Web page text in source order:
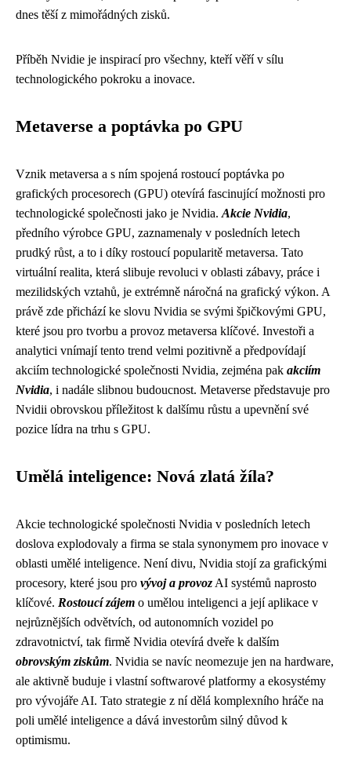
dnes těší z mimořádných zisků.
Příběh Nvidie je inspirací pro všechny, kteří věří v sílu
technologického pokroku a inovace.
Metaverse a poptávka po GPU
Vznik metaversa a s ním spojená rostoucí poptávka po
grafických procesorech (GPU) otevírá fascinující možnosti pro
technologické společnosti jako je Nvidia.Akcie Nvidia,
předního výrobce GPU, zaznamenaly v posledních letech
prudký růst, a to i díky rostoucí popularitě metaversa. Tato
virtuální realita, která slibuje revoluci v oblasti zábavy, práce i
mezilidských vztahů, je extrémně náročná na grafický výkon. A
právě zde přichází ke slovu Nvidia se svými špičkovými GPU,
které jsou pro tvorbu a provoz metaversa klíčové. Investoři a
analytici vnímají tento trend velmi pozitivně a předpovídají
akciím technologické společnosti Nvidia, zejména pak akciím
Nvidia, i nadále slibnou budoucnost. Metaverse představuje pro
Nvidii obrovskou příležitost k dalšímu růstu a upevnění své
pozice lídra na trhu s GPU.
Umělá inteligence: Nová zlatá žíla?
Akcie technologické společnosti Nvidia v posledních letech
doslova explodovaly a firma se stala synonymem pro inovace v
oblasti umělé inteligence. Není divu, Nvidia stojí za grafickými
procesory, které jsou pro vývoj a provozAI systémů naprosto
klíčové. Rostoucí zájem o umělou inteligenci a její aplikace v
nejrůznějších odvětvích, od autonomních vozidel po
zdravotnictví, tak firmě Nvidia otevírá dveře k dalším
obrovským ziskům. Nvidia se navíc neomezuje jen na hardware,
ale aktivně buduje i vlastní softwarové platformy a ekosystémy
pro vývojáře AI. Tato strategie z ní dělá komplexního hráče na
poli umělé inteligence a dává investorům silný důvod k
optimismu.